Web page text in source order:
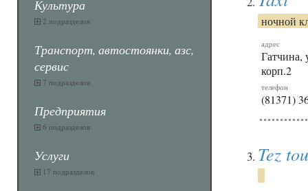
Культура
2 подразделов
Транспорт, автостоянки, азс,
сервис
7 подразделов
Предприятия
6 подразделов
Услуги
17 подразделов
ночной
адрес
Гатчина,
корп.2
телефон
(81371)
Tez